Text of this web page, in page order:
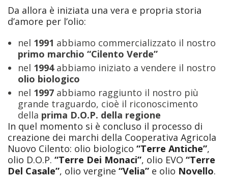
Da allora è iniziata una vera e propria storia
d’amore per l’olio:
nel 1991 abbiamo commercializzato il nostro
primo marchio “Cilento Verde”
nel 1994abbiamo iniziato a vendere il nostro
olio biologico
nel 1997 abbiamo raggiunto il nostro più
grande traguardo, cioè il riconoscimento
della prima D.O.P. della regione
In quel momento si è concluso il processo di
creazione dei marchi della Cooperativa Agricola
Nuovo Cilento: olio biologico “Terre Antiche”,
olio D.O.P. “Terre Dei Monaci”, olio EVO “Terre
Del Casale”, olio vergine “Velia” e olio Novello.